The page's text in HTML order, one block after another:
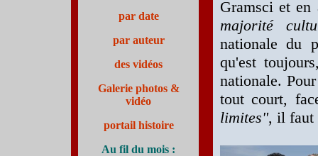
Gramsci et
majorité
nationale du
qu'est
nationale.
tout court,
limites", il faut
par date
par auteur
des vidéos
Galerie photos &
vidéo
portail histoire
Au fil du mois :